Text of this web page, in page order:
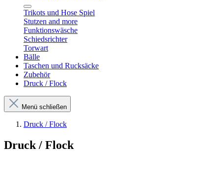
Trikots und Hose Spiel
Stutzen and more
Funktionswäsche
Schiedsrichter
Torwart
Bälle
Taschen und Rucksäcke
Zubehör
Druck / Flock
Menü schließen
Druck / Flock
Druck / Flock